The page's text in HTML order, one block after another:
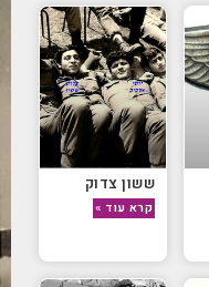
ששון צדוק
קרא עוד »